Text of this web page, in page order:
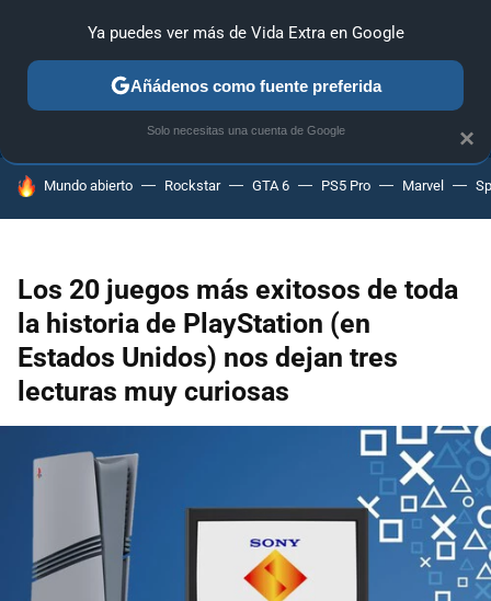
ANÁLISIS GUÍAS Y TRUCOS PC SONY NINTENDO
HOY SE HABLA DE
Mundo abierto Rockstar GTA 6 PS5 Pro Marvel
Los 20 juegos más exitosos de toda
la historia de PlayStation (en
Estados Unidos) nos dejan tres
lecturas muy curiosas
×
Ya puedes ver más de Vida Extra en Google
Añádenos como fuente preferida
Solo necesitas una cuenta de Google